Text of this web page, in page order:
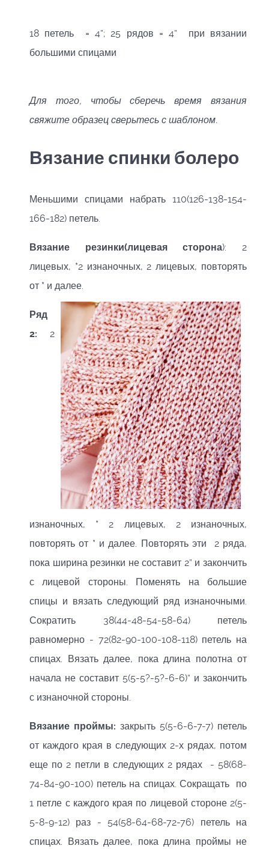
18 петель = 4”; 25 рядов = 4” при вязании
большими спицами
Для того, чтобы сберечь время вязания
свяжите образец сверьтесь с шаблоном.
Вязание спинки болеро
Меньшими спицами набрать 110(126-138-154-
166-182) петель.
Вязание резинки(лицевая сторона): 2
лицевых, *2 изнаночных, 2 лицевых, повторять
от * и далее.
Ряд
2:
2
изнаночных, * 2 лицевых, 2 изнаночных,
повторять от * и далее. Повторять эти 2 ряда,
пока ширина резинки не составит 2” и закончить
с лицевой стороны. Поменять на большие
спицы и вязать следующий ряд изнаночными.
Сократить 38(44-48-54-58-64) петель
равномерно - 72(82-90-100-108-118) петель на
спицах. Вязать далее, пока длина полотна от
начала не составит 5(5-5?-5?-6-6)” и закончить
с изнаночной стороны.
Вязание проймы: закрыть 5(5-6-6-7-7) петель
от каждого края в следующих 2-х рядах, потом
еще по 2 петли в следующих 2 рядах - 58(68-
74-84-90-100) петель на спицах. Сокращать по
1 петле с каждого края по лицевой стороне 2(5-
5-8-9-12) раз - 54(58-64-68-72-76) петель на
спицах. Вязать далее, пока длина проймы не